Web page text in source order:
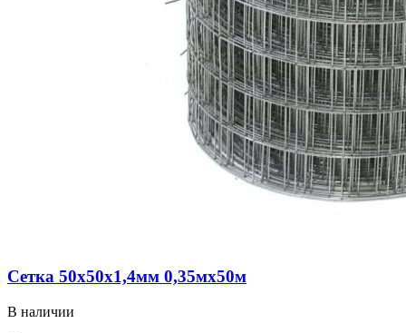
Сетка 50х50х1,4мм 0,35мх50м
В наличии